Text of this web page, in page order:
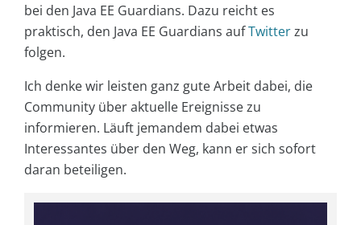
bei den Java EE Guardians. Dazu reicht es
praktisch, den Java EE Guardians aufTwitterzu
folgen.
Ich denke wir leisten ganz gute Arbeit dabei, die
Community über aktuelle Ereignisse zu
informieren. Läuft jemandem dabei etwas
Interessantes über den Weg, kann er sich sofort
daran beteiligen.